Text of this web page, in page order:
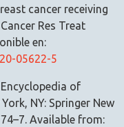
cancer receiving
Res Treat
en:
05622-5
Encyclopedia of
NY: Springer New
Available from: